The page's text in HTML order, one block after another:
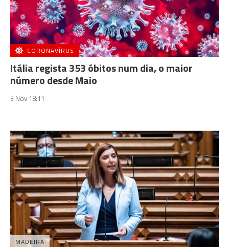
CORONAVÍRUS
Itália regista 353 óbitos num dia, o maior
número desde Maio
3 Nov 18:11
MADEIRA